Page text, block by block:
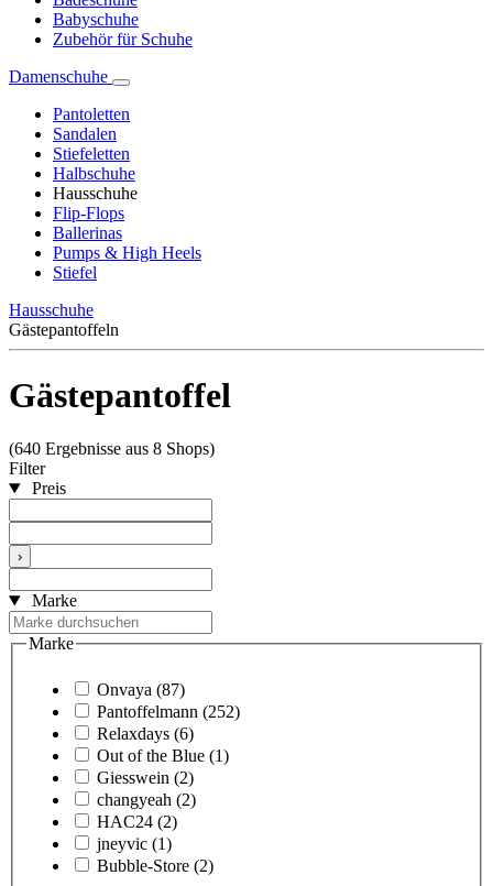
Babyschuhe
Zubehör für Schuhe
Damenschuhe
Pantoletten
Sandalen
Stiefeletten
Halbschuhe
Hausschuhe
Flip-Flops
Ballerinas
Pumps & High Heels
Stiefel
Hausschuhe
Gästepantoffeln
Gästepantoffel
(640 Ergebnisse aus 8 Shops)
Filter
Preis
›
Marke
Marke
Onvaya (87)
Pantoffelmann (252)
Relaxdays (6)
Out of the Blue (1)
Giesswein (2)
changyeah (2)
HAC24 (2)
jneyvic (1)
Bubble-Store (2)